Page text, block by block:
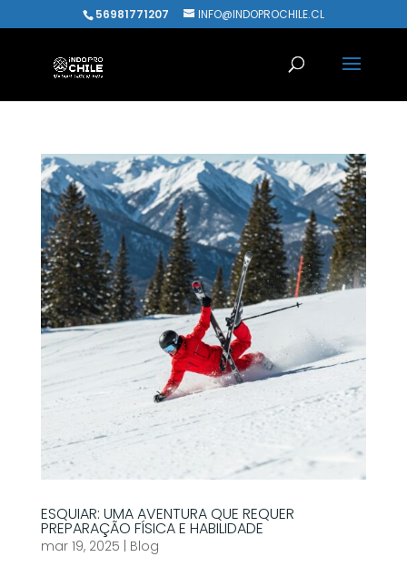
56981771207 INFO@INDOPROCHILE.CL
ESQUIAR: UMA AVENTURA QUE REQUER
PREPARAÇÃO FÍSICA E HABILIDADE
mar 19, 2025 Blog